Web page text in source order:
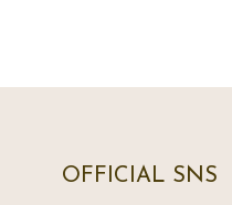
OFFICIAL SNS